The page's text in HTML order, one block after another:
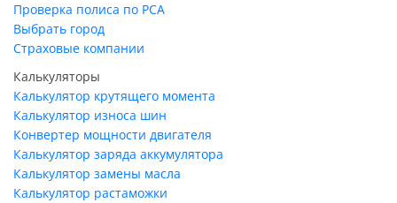
Проверка полиса по РСА
Выбрать город
Страховые компании
Калькуляторы
Калькулятор крутящего момента
Калькулятор износа шин
Конвертер мощности двигателя
Калькулятор заряда аккумулятора
Калькулятор замены масла
Калькулятор растаможки